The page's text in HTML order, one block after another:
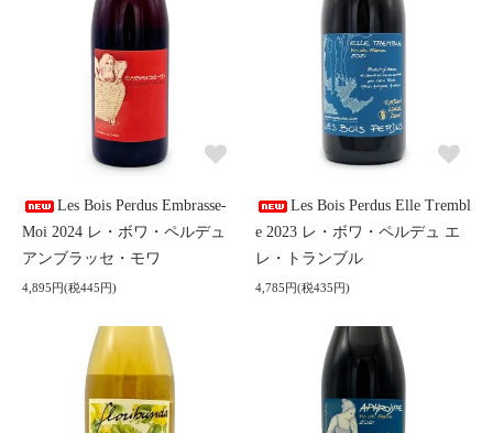
Les Bois Perdus Embrasse-
Moi 2024 レ・ボワ・ペルデュ
アンブラッセ・モワ
4,895円(税445円)
Les Bois Perdus Elle Trembl
e 2023 レ・ボワ・ペルデュ エ
レ・トランブル
4,785円(税435円)